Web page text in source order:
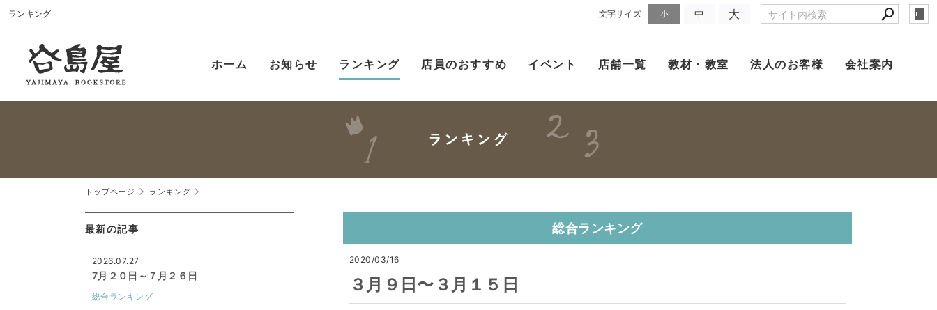
ランキング 文字サイズ 小 中 大
ホーム お知らせ ランキング 店員のおすすめ イベント 店舗一覧 教材・教室 法人のお客様 会社案内
トップページ ランキング
総合ランキング
2020/03/16
３月９日〜３月１５日
最新の記事
2026.07.27
7月２０日～７月２６日
総合ランキング